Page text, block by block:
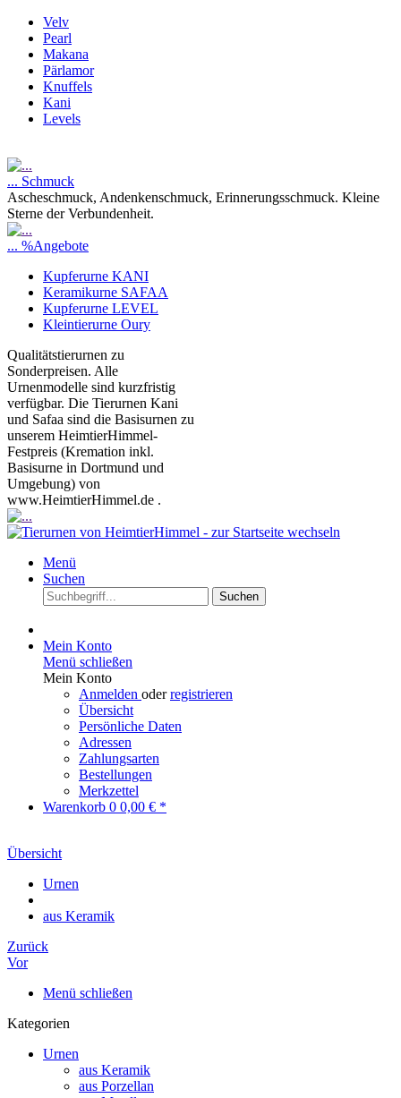
Velv
Pearl
Makana
Pärlamor
Knuffels
Kani
Levels
... Schmuck
Ascheschmuck, Andenkenschmuck, Erinnerungsschmuck. Kleine
Sterne der Verbundenheit.
... %Angebote
Kupferurne KANI
Keramikurne SAFAA
Kupferurne LEVEL
Kleintierurne Oury
Qualitätstierurnen zu
Sonderpreisen. Alle
Urnenmodelle sind kurzfristig
verfügbar. Die Tierurnen Kani
und Safaa sind die Basisurnen zu
unserem HeimtierHimmel-
Festpreis (Kremation inkl.
Basisurne in Dortmund und
Umgebung) von
www.HeimtierHimmel.de .
Menü
Suchen
Suchen
Mein Konto
Menü schließen
Mein Konto
Anmelden oderregistrieren
Übersicht
Persönliche Daten
Adressen
Zahlungsarten
Bestellungen
Merkzettel
Warenkorb 0 0,00 € *
Übersicht
Urnen
aus Keramik
Zurück
Vor
Menü schließen
Kategorien
Urnen
aus Keramik
aus Porzellan